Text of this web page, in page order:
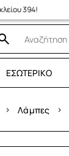
ΕΣΩΤΕΡΙΚΌ
› Λάμπες ›